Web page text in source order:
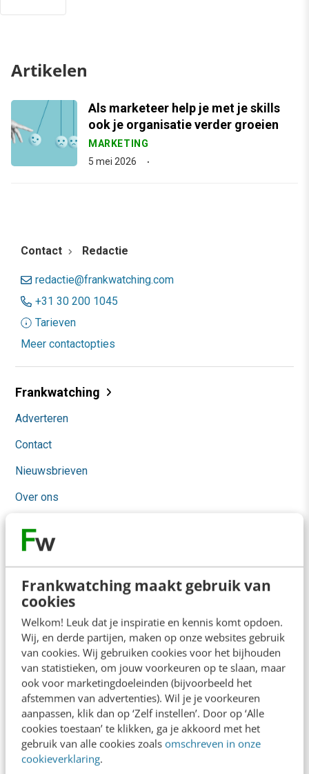
Frankwatching maakt gebruik van
cookies
Welkom! Leuk dat je inspiratie en kennis komt opdoen.
Wij, en derde partijen, maken op onze websites gebruik
van cookies. Wij gebruiken cookies voor het bijhouden
van statistieken, om jouw voorkeuren op te slaan, maar
ook voor marketingdoeleinden (bijvoorbeeld het
afstemmen van advertenties). Wil je je voorkeuren
aanpassen, klik dan op ‘Zelf instellen’. Door op ‘Alle
cookies toestaan’ te klikken, ga je akkoord met het
gebruik van alle cookies zoals omschreven in onze
cookieverklaring.
Artikelen
Als marketeer help je met je skills
ook je organisatie verder groeien
MARKETING
5 mei 2026
Contact Redactie
redactie@frankwatching.com
+31 30 200 1045
Tarieven
Meer contactopties
Frankwatching
Adverteren
Contact
Nieuwsbrieven
Over ons
Werken bij
Blog
AI & Tech
Content & Communicatie
Klantcontact & CX
Marketing
Social
Themanieuwsbrieven